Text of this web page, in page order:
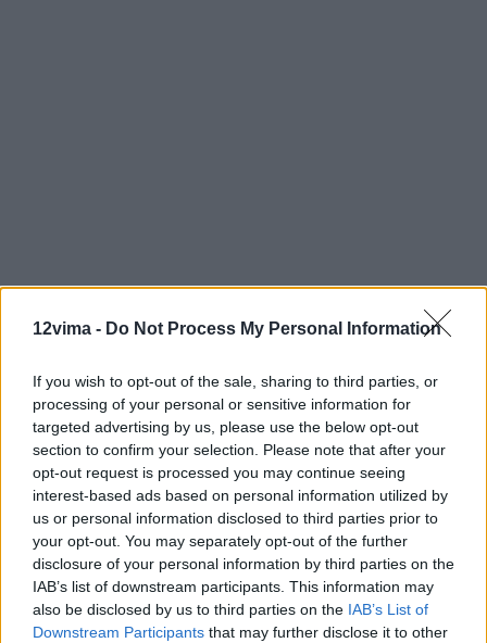
12vima - Do Not Process My Personal Information
If you wish to opt-out of the sale, sharing to third parties, or
processing of your personal or sensitive information for
targeted advertising by us, please use the below opt-out
section to confirm your selection. Please note that after your
opt-out request is processed you may continue seeing
interest-based ads based on personal information utilized by
us or personal information disclosed to third parties prior to
your opt-out. You may separately opt-out of the further
disclosure of your personal information by third parties on the
IAB’s list of downstream participants. This information may
also be disclosed by us to third parties on the IAB’s List of
Downstream Participants that may further disclose it to other